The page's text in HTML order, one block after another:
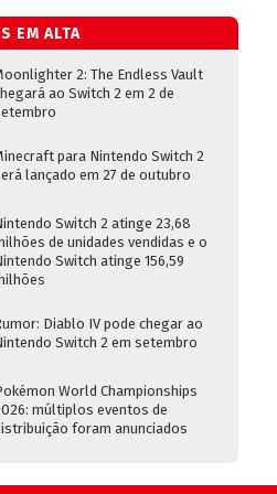
EM ALTA
2: The Endless Vault
ao Switch 2 em 2 de
para Nintendo Switch 2
lançado em 27 de outubro
Switch 2 atinge 23,68
de unidades vendidas e o
Switch atinge 156,59
Diablo IV pode chegar ao
Switch 2 em setembro
World Championships
múltiplos eventos de
foram anunciados